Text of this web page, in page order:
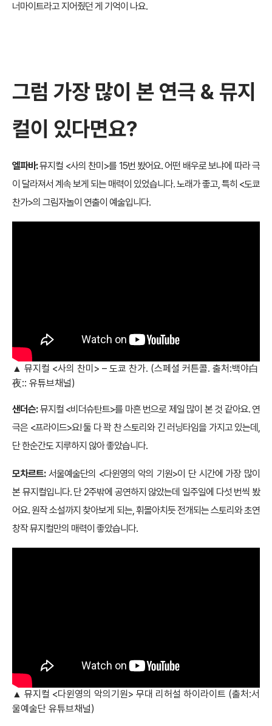
너마이트라고 지어줬던 게 기억이 나요.
그럼 가장 많이 본 연극 & 뮤지
컬이 있다면요?
엘파바:뮤지컬 <사의 찬미>를 15번 봤어요. 어떤 배우로 보냐에 따라 극
이 달라져서 계속 보게 되는 매력이 있었습니다. 노래가 좋고, 특히 <도쿄
찬가>의 그림자놀이 연출이 예술입니다.
▲ 뮤지컬 <사의 찬미> – 도쿄 찬가. (스페셜 커튼콜. 출처:백야白
夜:: 유튜브채널)
샌더슨:뮤지컬 <비더슈탄트>를 마흔 번으로 제일 많이 본 것 같아요. 연
극은 <프라이드>요! 둘 다 꽉 찬 스토리와 긴 러닝타임을 가지고 있는데,
단 한순간도 지루하지 않아 좋았습니다.
모차르트: 서울예술단의 <다윈영의 악의 기원>이 단 시간에 가장 많이
본 뮤지컬입니다. 단 2주밖에 공연하지 않았는데 일주일에 다섯 번씩 봤
어요. 원작 소설까지 찾아보게 되는, 휘몰아치듯 전개되는 스토리와 초연
창작 뮤지컬만의 매력이 좋았습니다.
▲ 뮤지컬 <다윈영의 악의기원> 무대 리허설 하이라이트 (출처:서
울예술단 유튜브채널)